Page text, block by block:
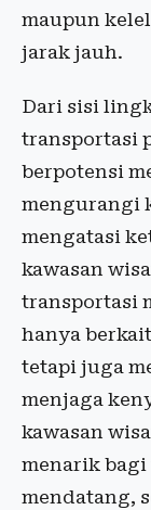
maupun
jarak jauh.
Dari sisi
transportasi
berpotensi
mengurangi
mengatasi
kawasan
transportasi
hanya
tetapi juga
menjaga
kawasan
menarik bagi
mendatang,